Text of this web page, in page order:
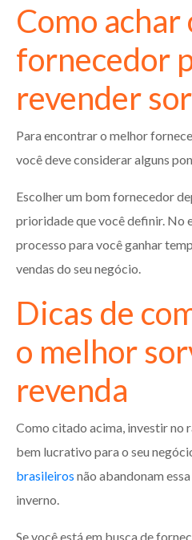
Como
fornecedor
revender
Para encontrar o melhor
você deve considerar alguns
Escolher um bom fornecedor
prioridade que você definir. No
processo para você ganhar
vendas do seu negócio.
Dicas de
o melhor
revenda
Como citado acima, investir no
bem lucrativo para o seu
brasileiros não abandonam
inverno.
Se você está em busca de